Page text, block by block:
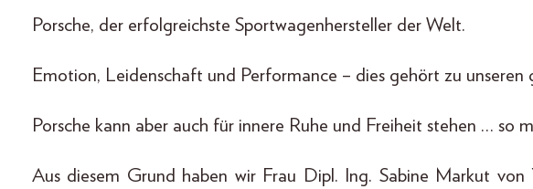
Porsche, der erfolgreichste Sportwagenhersteller der Welt.
Emotion, Leidenschaft und Performance – dies gehört zu unseren
Porsche kann aber auch für innere Ruhe und Freiheit stehen … so
Aus diesem Grund haben wir Frau Dipl. Ing. Sabine Markut von